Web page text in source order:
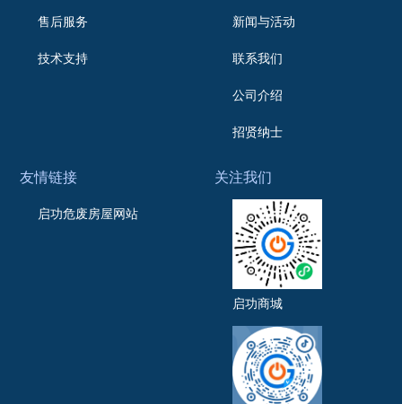
售后服务
技术支持
新闻与活动
联系我们
公司介绍
招贤纳士
友情链接
启功危废房屋网站
关注我们
启功商城